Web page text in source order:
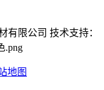
有限公司 技术支持：
地图